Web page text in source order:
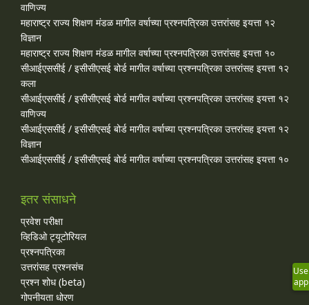
वाणिज्य
महाराष्ट्र राज्य शिक्षण मंडळ मागील वर्षाच्या प्रश्‍नपत्रिका उत्तरांसह इयत्ता १२
विज्ञान
महाराष्ट्र राज्य शिक्षण मंडळ मागील वर्षाच्या प्रश्‍नपत्रिका उत्तरांसह इयत्ता १०
सीआईएससीई / इसीसीएसई बोर्ड मागील वर्षाच्या प्रश्‍नपत्रिका उत्तरांसह इयत्ता १२
कला
सीआईएससीई / इसीसीएसई बोर्ड मागील वर्षाच्या प्रश्‍नपत्रिका उत्तरांसह इयत्ता १२
वाणिज्य
सीआईएससीई / इसीसीएसई बोर्ड मागील वर्षाच्या प्रश्‍नपत्रिका उत्तरांसह इयत्ता १२
विज्ञान
सीआईएससीई / इसीसीएसई बोर्ड मागील वर्षाच्या प्रश्‍नपत्रिका उत्तरांसह इयत्ता १०
इतर संसाधने
प्रवेश परीक्षा
व्हिडिओ ट्यूटोरियल
प्रश्नपत्रिका
उत्तरांसह प्रश्नसंच
प्रश्न शोध (beta)
गोपनीयता धोरण
Use
app